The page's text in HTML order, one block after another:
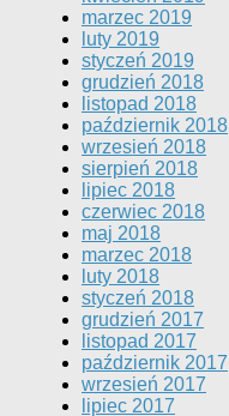
marzec 2019
luty 2019
styczeń 2019
grudzień 2018
listopad 2018
październik 2018
wrzesień 2018
sierpień 2018
lipiec 2018
czerwiec 2018
maj 2018
marzec 2018
luty 2018
styczeń 2018
grudzień 2017
listopad 2017
październik 2017
wrzesień 2017
lipiec 2017